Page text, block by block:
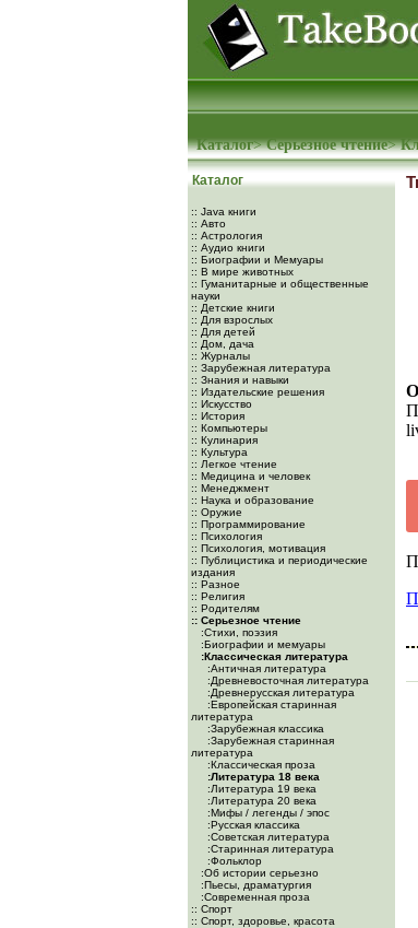
Каталог>Серьезное чтение>
Каталог
:: Java книги
:: Авто
:: Астрология
:: Аудио книги
:: Биографии и Мемуары
:: В мире животных
:: Гуманитарные и общественные
науки
:: Детские книги
:: Для взрослых
:: Для детей
:: Дом, дача
:: Журналы
:: Зарубежная литература
:: Знания и навыки
:: Издательские решения
:: Искусство
:: История
:: Компьютеры
:: Кулинария
:: Культура
:: Легкое чтение
:: Медицина и человек
:: Менеджмент
:: Наука и образование
:: Оружие
:: Программирование
:: Психология
:: Психология, мотивация
:: Публицистика и периодические
издания
:: Разное
:: Религия
:: Родителям
:: Серьезное чтение
:Cтихи, поэзия
:Биографии и мемуары
:Классическая литература
:Античная литература
:Древневосточная литература
:Древнерусская литература
:Европейская старинная
литература
:Зарубежная классика
:Зарубежная старинная
литература
:Классическая проза
:Литература 18 века
:Литература 19 века
:Литература 20 века
:Мифы / легенды / эпос
:Русская классика
:Советская литература
:Старинная литература
:Фольклор
:Об истории серьезно
:Пьесы, драматургия
:Современная проза
:: Спорт
:: Спорт, здоровье, красота